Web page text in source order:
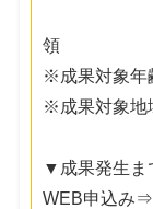
・「新規
領
※成果対象年
※成果対象地
▼成果発生ま
WEB申込み⇒